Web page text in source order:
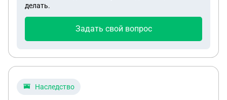
делать.
Задать свой вопрос
Наследство